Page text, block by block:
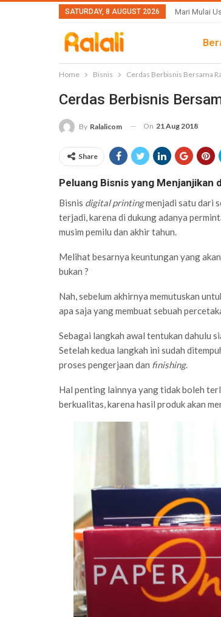
SATURDAY, 8 AUGUST 2026 Mari Mulai
Home Bisnis Cerdas Berbisnis Bersama
Cerdas Berbisnis
By Ralalicom On 21 Aug 2018
Share
Peluang Bisnis yang Menjanjikan
Bisnis digital printingmenjadi satu dari
terjadi, karena di dukung adanya
musim pemilu dan akhir tahun.
Melihat besarnya keuntungan yang
bukan ?
Nah, sebelum akhirnya memutuskan
apa saja yang membuat sebuah
Sebagai langkah awal tentukan dahulu
Setelah kedua langkah ini sudah
proses pengerjaan dan finishing.
Hal penting lainnya yang tidak boleh
berkualitas, karena hasil produk akan